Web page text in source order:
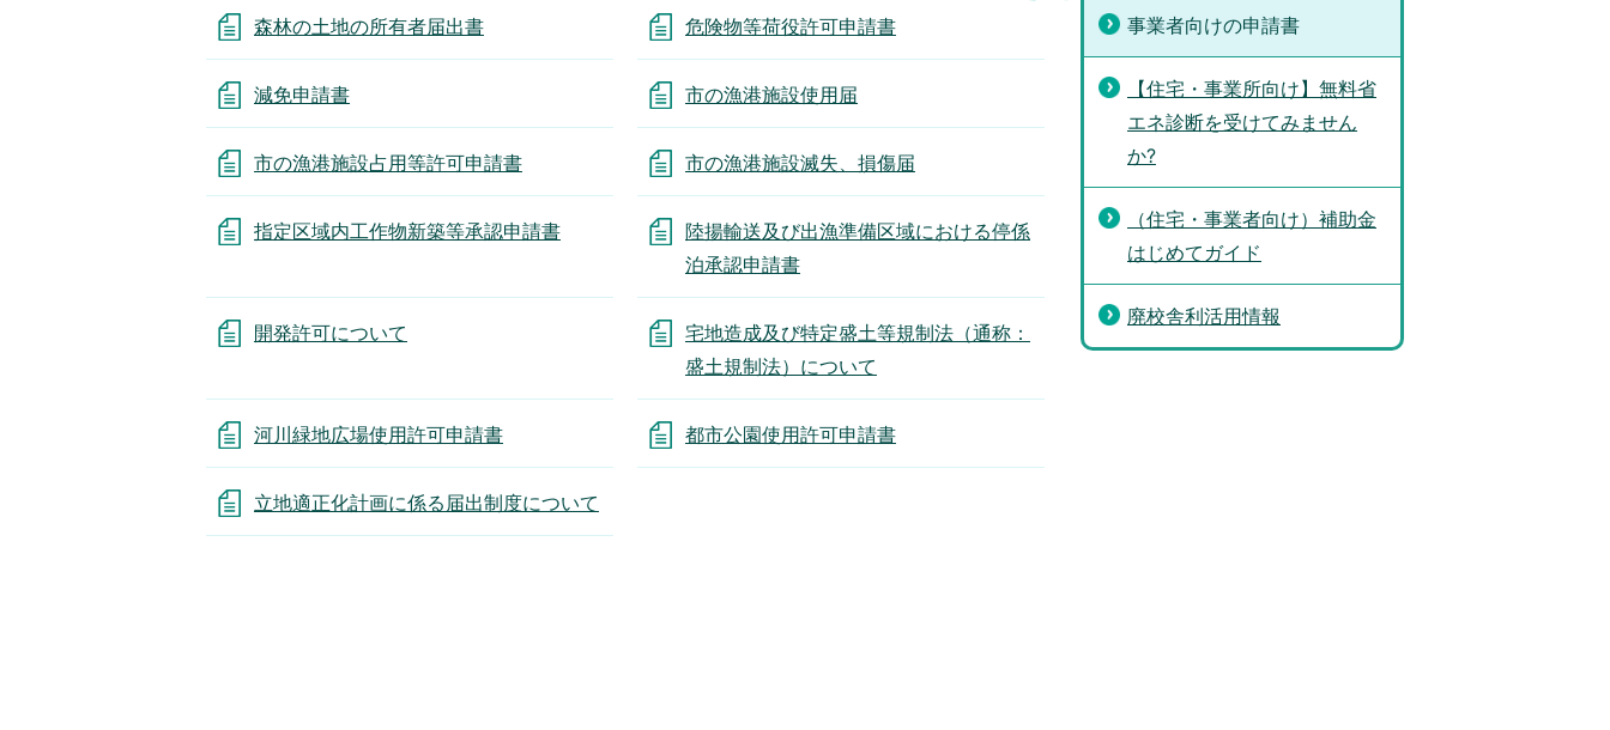
森林の土地の所有者届出書 危険物等荷役許可申請書
減免申請書 市の漁港施設使用届
市の漁港施設占用等許可申請書 市の漁港施設滅失、損傷届
指定区域内工作物新築等承認申請書
陸揚輸送及び出漁準備区域における停係
泊承認申請書
開発許可について
宅地造成及び特定盛土等規制法（通称：
盛土規制法）について
河川緑地広場使用許可申請書 都市公園使用許可申請書
立地適正化計画に係る届出制度について
事業者向けの申請書
【住宅・事業所向け】無料省
エネ診断を受けてみません
か?
（住宅・事業者向け）補助金
はじめてガイド
廃校舎利活用情報